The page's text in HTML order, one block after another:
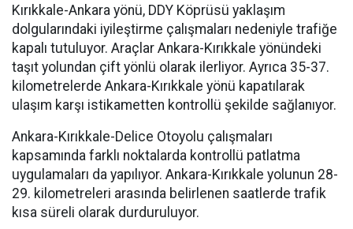
Kırıkkale-Ankara yönü, DDY Köprüsü yaklaşım
dolgularındaki iyileştirme çalışmaları nedeniyle trafiğe
kapalı tutuluyor. Araçlar Ankara-Kırıkkale yönündeki
taşıt yolundan çift yönlü olarak ilerliyor. Ayrıca 35-37.
kilometrelerde Ankara-Kırıkkale yönü kapatılarak
ulaşım karşı istikametten kontrollü şekilde sağlanıyor.
Ankara-Kırıkkale-Delice Otoyolu çalışmaları
kapsamında farklı noktalarda kontrollü patlatma
uygulamaları da yapılıyor. Ankara-Kırıkkale yolunun 28-
29. kilometreleri arasında belirlenen saatlerde trafik
kısa süreli olarak durduruluyor.